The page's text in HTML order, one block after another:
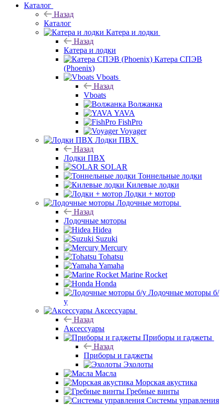
Каталог
Назад
Каталог
Катера и лодки
Назад
Катера и лодки
Катера СПЭВ
(Phoenix)
Vboats
Назад
Vboats
Волжанка
YAVA
FishPro
Voyager
Лодки ПВХ
Назад
Лодки ПВХ
SOLAR
Тоннельные лодки
Килевые лодки
Лодки + мотор
Лодочные моторы
Назад
Лодочные моторы
Hidea
Suzuki
Mercury
Tohatsu
Yamaha
Marine Rocket
Honda
Лодочные моторы б/
у
Аксессуары
Назад
Аксессуары
Приборы и гаджеты
Назад
Приборы и гаджеты
Эхолоты
Масла
Морская акустика
Гребные винты
Системы управления